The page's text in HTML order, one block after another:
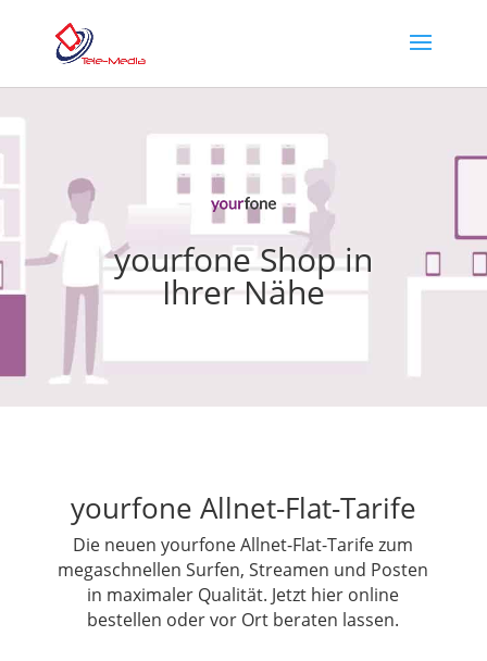
yourfone Shop in
Ihrer Nähe
yourfone Allnet-Flat-Tarife
Die neuen yourfone Allnet-Flat-Tarife zum
megaschnellen Surfen, Streamen und Posten
in maximaler Qualität. Jetzt hier online
bestellen oder vor Ort beraten lassen.